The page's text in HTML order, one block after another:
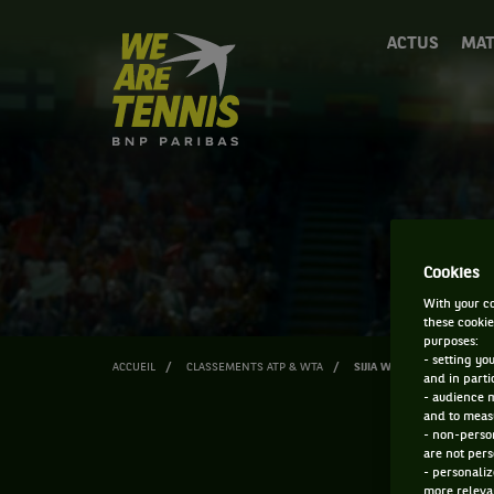
We
are
Tennis
by
BNP
ACTUS
ACCUEIL CLASSEMENTS ATP & WTA SIJIA WEI
Cookies
With your
these
purposes:
- setting
and in
- audience
and to
- non-
are not
-